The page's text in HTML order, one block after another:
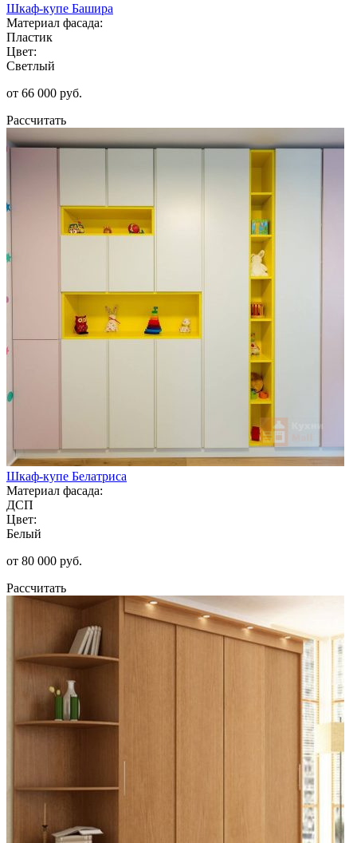
Шкаф-купе Башира
Материал фасада:
Пластик
Цвет:
Светлый
от 66 000 руб.
Рассчитать
Шкаф-купе Белатриса
Материал фасада:
ДСП
Цвет:
Белый
от 80 000 руб.
Рассчитать